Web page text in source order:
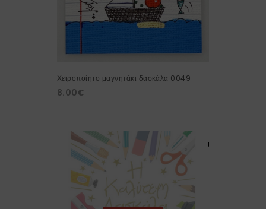
Χειροποίητο μαγνητάκι δασκάλα 0049
8.00€